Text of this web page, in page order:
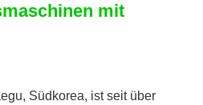
mit
Südkorea, ist seit über